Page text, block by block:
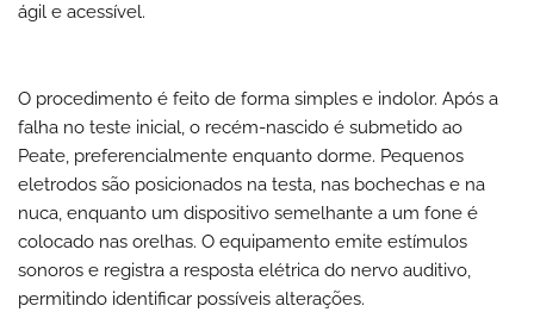
ágil e acessível.
O procedimento é feito de forma simples e indolor. Após a
falha no teste inicial, o recém-nascido é submetido ao
Peate, preferencialmente enquanto dorme. Pequenos
eletrodos são posicionados na testa, nas bochechas e na
nuca, enquanto um dispositivo semelhante a um fone é
colocado nas orelhas. O equipamento emite estímulos
sonoros e registra a resposta elétrica do nervo auditivo,
permitindo identificar possíveis alterações.